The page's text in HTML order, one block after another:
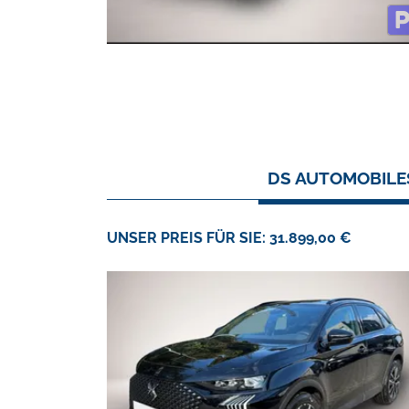
DS
UNSER PREIS FÜR SIE: 31.899,00 €